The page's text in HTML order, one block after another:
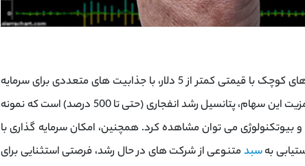
شرکت ‌های کوچک با قیمتی کمتر از 5 دلار، با جذابیت ‌های متعددی برای سرمایه
‌گذاران خرد همراه هستند. مهم ‌ترین مزیت این سهام، پتانسیل رشد انفجاری (حتی تا 500 درصد) است که نمونه‌
بیوتکنولوژی می ‌توان مشاهده کرد. همچنین، امکان سرمایه ‌گذاری با
سبدمتنوعی از شرکت ‌های در حال رشد، فرصتی استثنایی برای